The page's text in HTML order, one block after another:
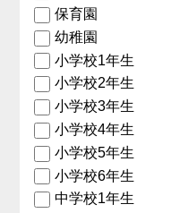
保育園
幼稚園
小学校1年生
小学校2年生
小学校3年生
小学校4年生
小学校5年生
小学校6年生
中学校1年生